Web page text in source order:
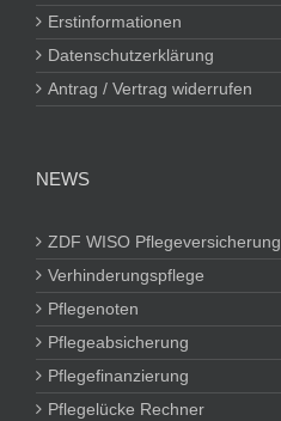
Erstinformationen
Datenschutzerklärung
Antrag / Vertrag widerrufen
NEWS
ZDF WISO Pflegeversicherung
Verhinderungspflege
Pflegenoten
Pflegeabsicherung
Pflegefinanzierung
Pflegelücke Rechner